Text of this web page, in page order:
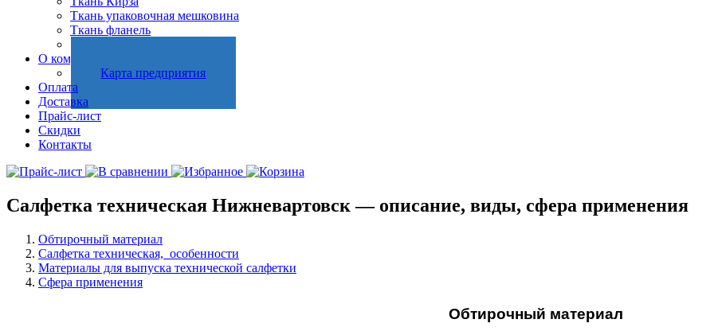
Ткань упаковочная мешковина
Ткань фланель
О компании
Карта предприятия
Оплата
Доставка
Прайс-лист
Скидки
Контакты
Салфетка техническая Нижневартовск — описание, виды, сфера применения
Обтирочный материал
Салфетка техническая, особенности
Материалы для выпуска технической салфетки
Сфера применения
Обтирочный материал